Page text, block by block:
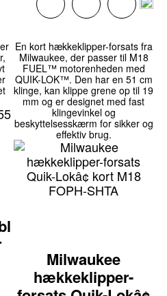
Milwaukee
hækkeklipper-
En kort hækkeklipper-forsats fra
Milwaukee, der passer til M18
FUEL™ motorenheden med
QUIK-LOK™. Den har en 51 cm
klinge, kan klippe grene op til 19
mm og er designet med fast
klingevinkel og
beskyttelsesskærm for sikker og
effektiv brug.